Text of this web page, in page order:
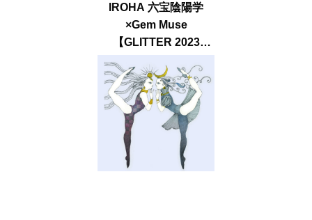
IROHA 六宝陰陽学
×Gem Muse
【GLITTER 2023
SUMMER issue】